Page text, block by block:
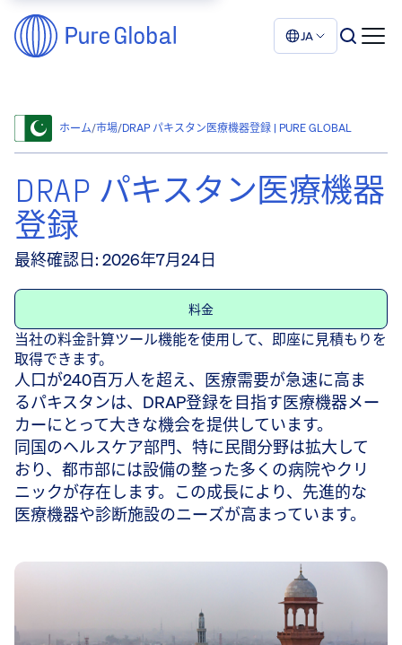
JA
ホーム/市場/DRAP パキスタン医療機器登録 | PURE GLOBAL
DRAP パキスタン医療機器
登録
最終確認日: 2026年7月24日
料金
当社の料金計算ツール機能を使用して、即座に見積もりを
取得できます。
人口が240百万人を超え、医療需要が急速に高ま
るパキスタンは、DRAP登録を目指す医療機器メー
カーにとって大きな機会を提供しています。
同国のヘルスケア部門、特に民間分野は拡大して
おり、都市部には設備の整った多くの病院やクリ
ニックが存在します。この成長により、先進的な
医療機器や診断施設のニーズが高まっています。